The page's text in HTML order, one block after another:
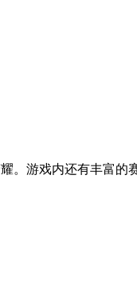
。游戏内还有丰富的